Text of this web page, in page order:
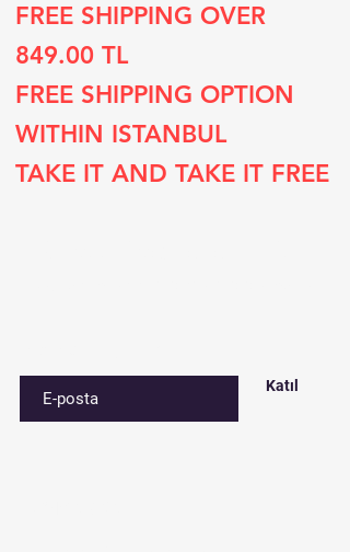
FREE SHIPPING OVER
849.00 TL
FREE SHIPPING OPTION
WITHIN ISTANBUL
TAKE IT AND TAKE IT FREE
Katıl